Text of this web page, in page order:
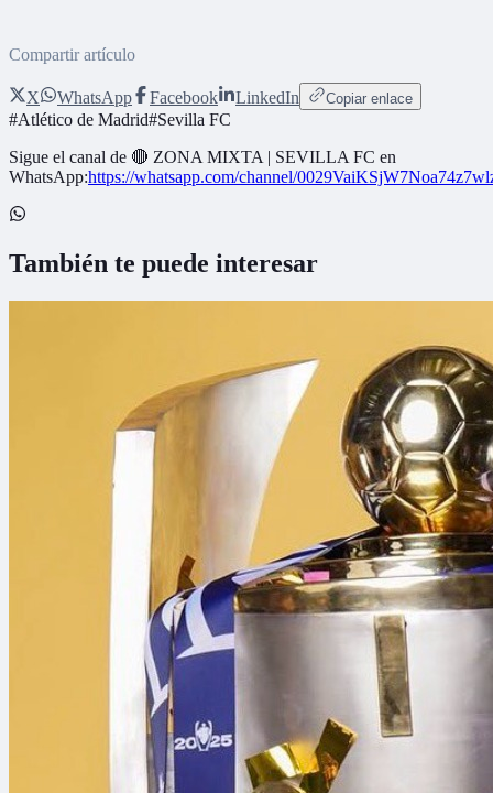
Compartir artículo
X WhatsApp Facebook LinkedIn Copiar enlace
#Atlético de Madrid#Sevilla FC
Sigue el canal de 🔴 ZONA MIXTA | SEVILLA FC en
WhatsApp:https://whatsapp.com/channel/
También te puede interesar